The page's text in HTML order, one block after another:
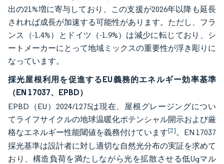
出の21%増に寄与しており、この支援が2026年以降も延長
されれば成長が加速する可能性があります。ただし、フラ
ンス（-1.4%）とドイツ（-1.9%）は減少に転じており、シ
ートメーカーにとって地域ミックスの重要性が浮き彫りに
なっています。
採光屋根利用を促進するEU義務的エネルギー効率基準
（EN 17037、EPBD）
EPBD（EU）2024/1275は現在、屋根グレージングについ
てライフサイクルの地球温暖化ポテンシャル開示および厳
格なエネルギー性能閾値を義務付けています[2]。EN 17037
採光基準は設計者に対し適切な自然光分布の実証を求めて
おり、構造負荷を満たしながら光を拡散させる低Ugマル